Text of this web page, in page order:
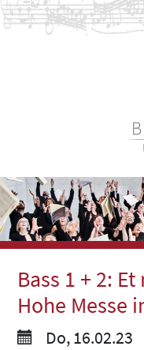
Bass 1 + 2:
Hohe Messe
Do, 16.02.23